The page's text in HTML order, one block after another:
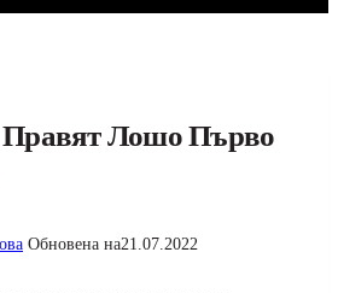
Правят Лошо Първо
Обновена на21.07.2022